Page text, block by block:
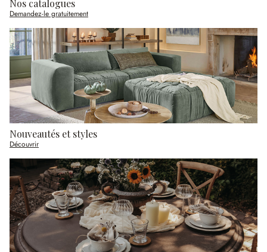
Nos catalogues
Demandez-le gratuitement
Nouveautés et styles
Découvrir